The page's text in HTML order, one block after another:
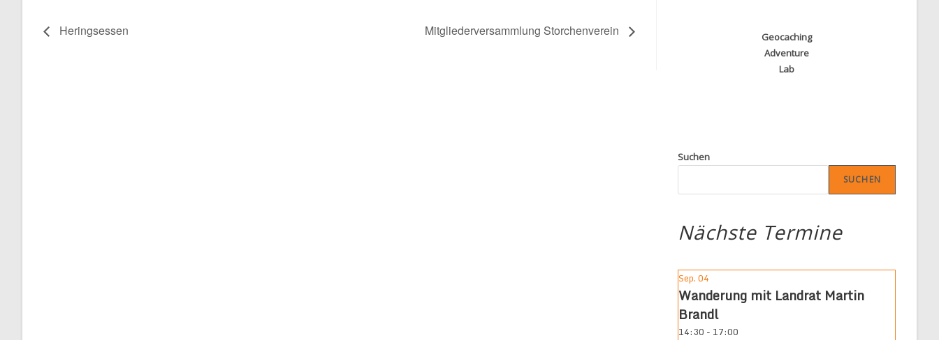
Heringsessen Mitgliederversammlung Storchenverein
Geocaching
Adventure
Lab
Suchen
SUCHEN
Nächste Termine
Sep. 04
Wanderung mit Landrat Martin
Brandl
14:30 - 17:00